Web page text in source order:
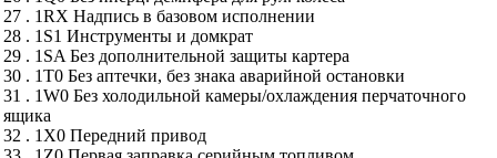
27 . 1RX Надпись в базовом исполнении
28 . 1S1 Инструменты и домкрат
29 . 1SA Без дополнительной защиты картера
30 . 1T0 Без аптечки, без знака аварийной остановки
31 . 1W0 Без холодильной камеры/охлаждения перчаточного
ящика
32 . 1X0 Передний привод